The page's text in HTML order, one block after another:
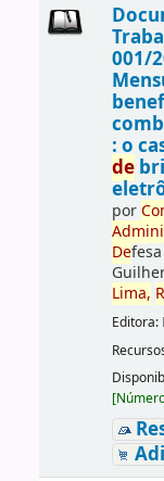
001/
: o
de
por
Defesa
Lima,
Editora:
[